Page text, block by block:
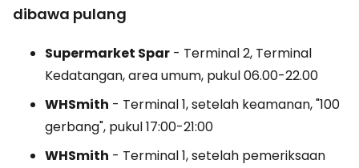
dibawa pulang
Supermarket Spar - Terminal 2, Terminal
Kedatangan, area umum, pukul 06.00-22.00
WHSmith - Terminal 1, setelah keamanan, "100
gerbang", pukul 17:00-21:00
WHSmith - Terminal 1, setelah pemeriksaan